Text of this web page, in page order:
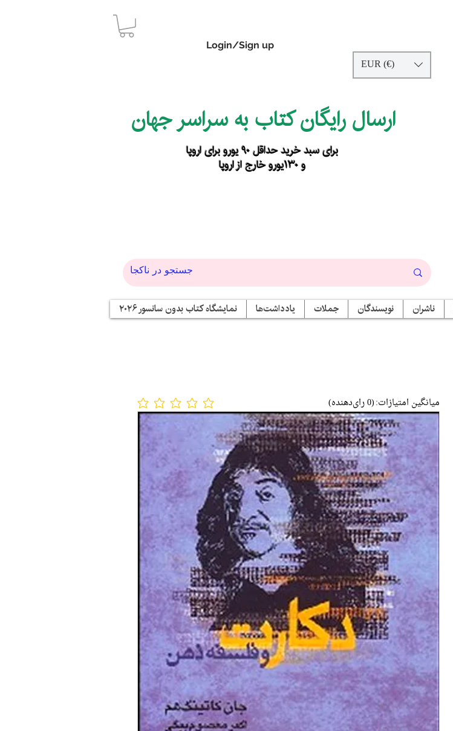
Login/Sign up
EUR (€)
ارسال رایگان کتاب به سراسر جهان
برای سبد خرید حداقل ۹۰ یورو برای اروپا
و ۱۳۰یورو خارج از اروپا
ناشران نویسندگان جملات یادداشت‌ها نمایشگاه کتاب بدون سانسور ۲۰۲۶
No ratings yet میانگین امتیازات:(0 رای‌دهنده)